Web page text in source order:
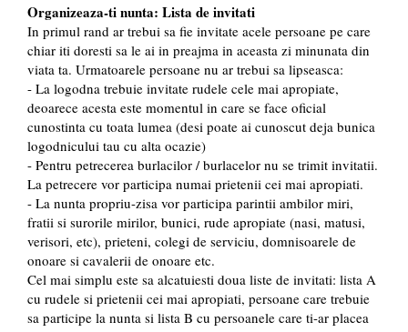
Organizeaza-ti nunta: Lista de invitati
In primul rand ar trebui sa fie invitate acele persoane pe care
chiar iti doresti sa le ai in preajma in aceasta zi minunata din
viata ta. Urmatoarele persoane nu ar trebui sa lipseasca:
- La logodna trebuie invitate rudele cele mai apropiate,
deoarece acesta este momentul in care se face oficial
cunostinta cu toata lumea (desi poate ai cunoscut deja bunica
logodnicului tau cu alta ocazie)
- Pentru petrecerea burlacilor / burlacelor nu se trimit invitatii.
La petrecere vor participa numai prietenii cei mai apropiati.
- La nunta propriu-zisa vor participa parintii ambilor miri,
fratii si surorile mirilor, bunici, rude apropiate (nasi, matusi,
verisori, etc), prieteni, colegi de serviciu, domnisoarele de
onoare si cavalerii de onoare etc.
Cel mai simplu este sa alcatuiesti doua liste de invitati: lista A
cu rudele si prietenii cei mai apropiati, persoane care trebuie
sa participe la nunta si lista B cu persoanele care ti-ar placea